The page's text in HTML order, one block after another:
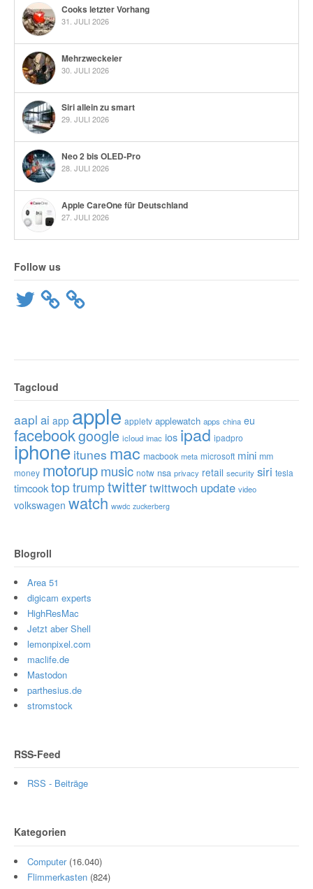
Cooks letzter Vorhang
31. JULI 2026
Mehrzweckeier
30. JULI 2026
Siri allein zu smart
29. JULI 2026
Neo 2 bis OLED-Pro
28. JULI 2026
Apple CareOne für Deutschland
27. JULI 2026
Follow us
Twitter
Tagcloud
aapl ai app apple appletv applewatch apps china eu
facebookgoogle icloud imac ios ipad ipadpro
iphone itunes mac macbook meta microsoft mini mm
money motorupmusic notw nsa privacy retail security siri tesla
timcooktop trumptwittertwittwoch update video
volkswagen watch wwdc zuckerberg
Blogroll
Area 51
digicam experts
HighResMac
Jetzt aber Shell
lemonpixel.com
maclife.de
Mastodon
parthesius.de
stromstock
RSS-Feed
RSS - Beiträge
Kategorien
Computer(16.040)
Flimmerkasten (824)